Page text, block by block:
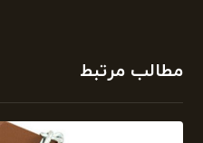
مطالب مرتبط